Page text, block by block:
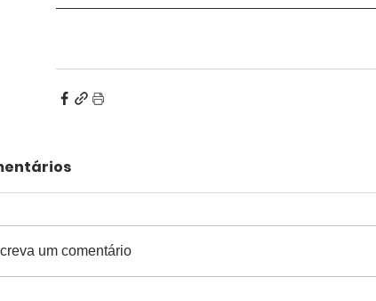
um comentário